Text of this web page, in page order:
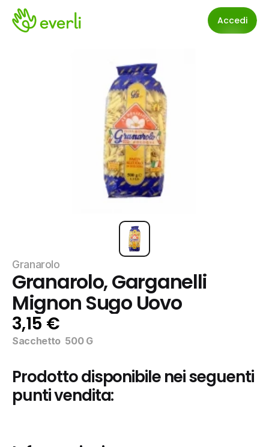
Accedi
Granarolo
Granarolo, Garganelli
Mignon Sugo Uovo
3,15 €
Sacchetto  500 G
Prodotto disponibile nei seguenti
punti vendita: